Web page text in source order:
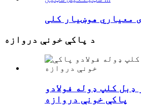
د پاکې خونې دروازه
ډبل کلپ ډوله فولادو
پاکې خونې دروازه